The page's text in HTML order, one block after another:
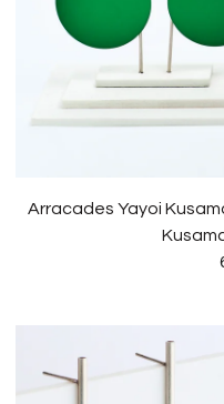
Arracades Yayoi